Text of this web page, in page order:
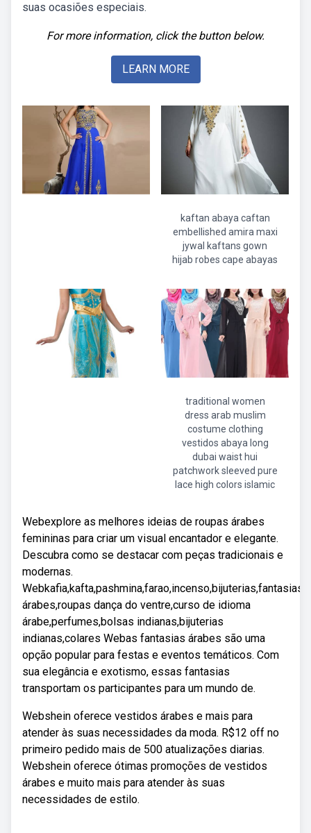
suas ocasiões especiais.
For more information, click the button below.
LEARN MORE
kaftan abaya caftan
embellished amira maxi
jywal kaftans gown
hijab robes cape abayas
traditional women
dress arab muslim
costume clothing
vestidos abaya long
dubai waist hui
patchwork sleeved pure
lace high colors islamic
Webexplore as melhores ideias de roupas árabes
femininas para criar um visual encantador e elegante.
Descubra como se destacar com peças tradicionais e
modernas.
Webkafia,kafta,pashmina,farao,incenso,bijuterias,fantasias
árabes,roupas dança do ventre,curso de idioma
árabe,perfumes,bolsas indianas,bijuterias
indianas,colares Webas fantasias árabes são uma
opção popular para festas e eventos temáticos. Com
sua elegância e exotismo, essas fantasias
transportam os participantes para um mundo de.
Webshein oferece vestidos árabes e mais para
atender às suas necessidades da moda. R$12 off no
primeiro pedido mais de 500 atualizações diarias.
Webshein oferece ótimas promoções de vestidos
árabes e muito mais para atender às suas
necessidades de estilo.